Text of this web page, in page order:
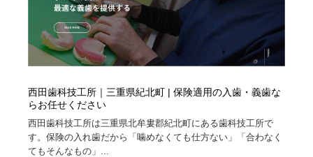
西田歯科技工所｜三重県紀北町 | 保険適用の入歯・義歯な
らお任せください
西田歯科技工所は三重県北牟婁郡紀北町にある歯科技工所で
す。保険の入れ歯だから「噛めなくても仕方ない」「合わなく
てもそんなもの」...